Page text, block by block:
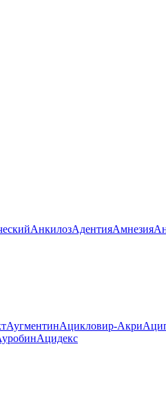
АнкилозАдентияАмнезия
АугментинАцикловир-Акри
Ацидекс